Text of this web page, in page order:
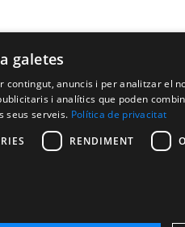
galetes
contingut, anuncis i per analitzar el
i analítics que poden
seus serveis. Política de privacitat
RENDIMENT